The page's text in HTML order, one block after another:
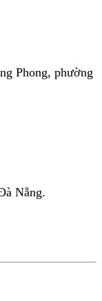
Phong, phường
Nẵng.